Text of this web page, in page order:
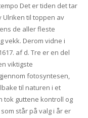
Det er tiden det tar
Ulriken til toppen av
de aller fleste
vekk. Derom vidne i
af d. Tre er en del
viktigste
fotosyntesen,
til naturen i et
tok guttene kontroll og
står på valg i år er